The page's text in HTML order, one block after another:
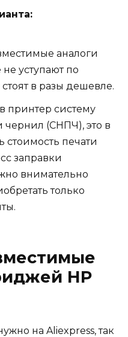
аналоги
уступают по
в разы дешевле.
принтер систему
(СНПЧ), это в
стоимость печати
заправки
внимательно
только
HP
на Aliexpress, так